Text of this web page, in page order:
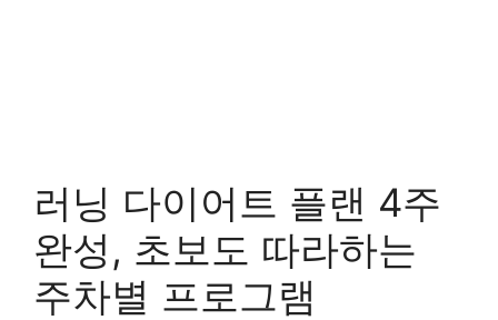
러닝 다이어트 플랜 4주
완성, 초보도 따라하는
주차별 프로그램